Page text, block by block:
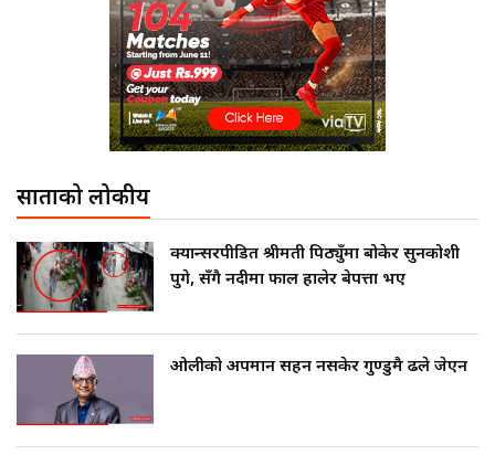
साताको लोकप्रीय
क्यान्सरपीडित श्रीमती पिठ्युँमा बोकेर सुनकोशी
पुगे, सँगै नदीमा फाल हालेर बेपत्ता भए
ओलीको अपमान सहन नसकेर गुण्डुमै ढले जेएन